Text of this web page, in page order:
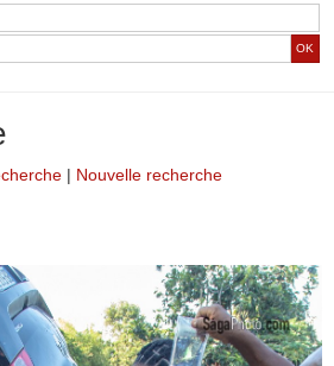
OK
| Nouvelle recherche